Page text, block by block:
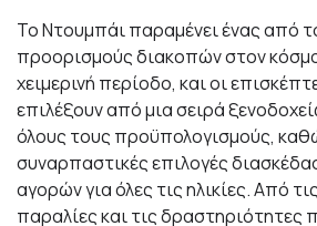
Το Ντουμπάι παραμένει ένας από
προορισμούς διακοπών στον
χειμερινή περίοδο, και οι
επιλέξουν από μια σειρά
όλους τους προϋπολογισμούς,
συναρπαστικές επιλογές
αγορών για όλες τις ηλικίες. Από
παραλίες και τις δραστηριότητες